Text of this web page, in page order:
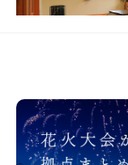
この家からの距離 34km